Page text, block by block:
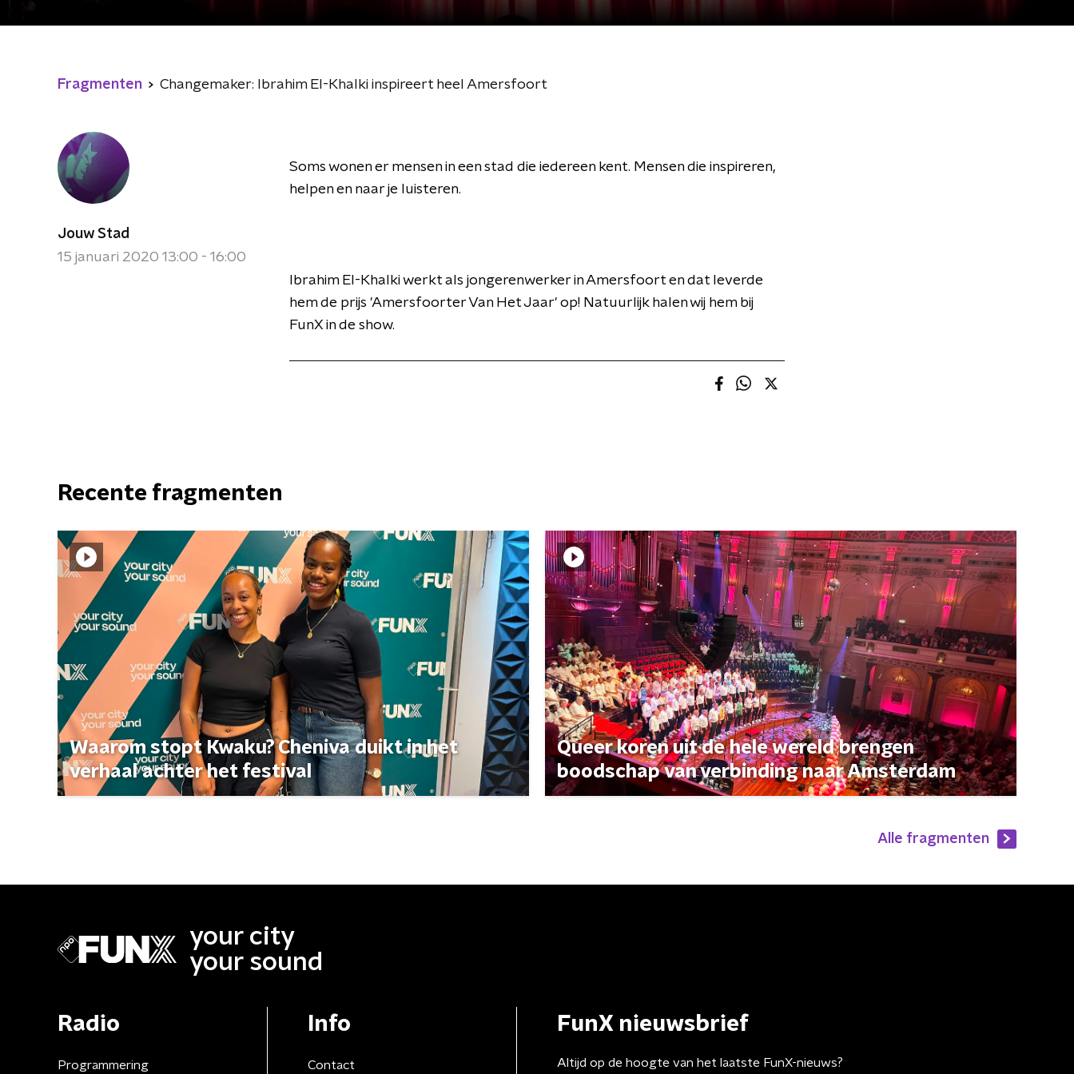
Fragmenten Changemaker: Ibrahim El-Khalki inspireert heel Amersfoort
Jouw Stad
15 januari 2020 13:00 - 16:00
Soms wonen er mensen in een stad die iedereen kent. Mensen die inspireren,
helpen en naar je luisteren.
Ibrahim El-Khalki werkt als jongerenwerker in Amersfoort en dat leverde
hem de prijs 'Amersfoorter Van Het Jaar' op! Natuurlijk halen wij hem bij
FunX in de show.
Recente fragmenten
Waarom stopt Kwaku? Cheniva duikt in het
verhaal achter het festival
Queer koren uit de hele wereld brengen
boodschap van verbinding naar Amsterdam
Alle fragmenten
your city
your sound
Radio
Programmering
Info
Contact
FunX nieuwsbrief
Altijd op de hoogte van het laatste FunX-nieuws?